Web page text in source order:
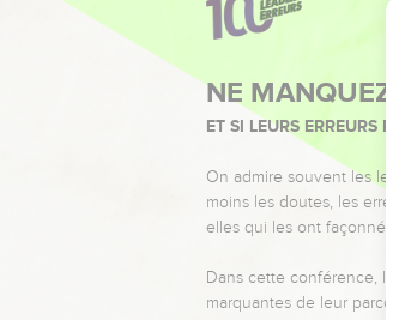
NE MANQUEZ
ET SI LEURS ERREURS
On admire souvent les
moins les doutes, les
elles qui les ont façonnés.
Dans cette conférence,
marquantes de leur